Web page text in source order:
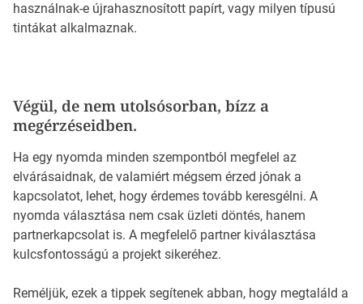
használnak-e újrahasznosított papírt, vagy milyen típusú
tintákat alkalmaznak.
Végül, de nem utolsósorban, bízz a
megérzéseidben.
Ha egy nyomda minden szempontból megfelel az
elvárásaidnak, de valamiért mégsem érzed jónak a
kapcsolatot, lehet, hogy érdemes tovább keresgélni. A
nyomda választása nem csak üzleti döntés, hanem
partnerkapcsolat is. A megfelelő partner kiválasztása
kulcsfontosságú a projekt sikeréhez.
Reméljük, ezek a tippek segítenek abban, hogy megtaláld a